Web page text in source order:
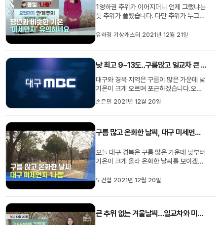
1영하권 추위가 이어지더니 언제 그랬냐는
듯 추위가 풀렸습니다. 다만 추위가 누그러
이어지고 국외에서 미세먼지가 유입되며,
도 종일 '나쁨' 수준 보이며 공기 질 탁하겠
고요.거기다 오전까지는 경북내륙을 중심
으로 안개도 짙게 끼겠습니...
유하경 기상캐스터 2021년 12월 21일
낮 최고 9~13도‥구름많고 일교차 큰 날씨
대구와 경북 지역은 구름이 많은 가운데 낮
기온이 크게 오르며 포근하겠습니다.오늘
낮 최고 기온은 대구 12도, 안동 10도 등 9
도에서 13도의 분포로 어제보다 4~8도가
량 높겠습니다.미세먼지와 초미세먼지 농
이겠습니다.내일은 구름이 많다 오후부터
손은민 2021년 12월 20일
구름 많고 온화한 날씨, 대구 미세먼지 '나쁨'
오늘 대구 경북은 구름 많은 가운데 낮부터
기온이 크게 올라 온화한 날씨를 보이겠습
영하 3.5, 안동 영하 4.6, 포항 1.2도를 기
도에서 13도로 어제보다 4도에서 8도 높
'보통' 수준을 보이겠...
도건협 2021년 12월 20일
큰 추위 없는 겨울날씨…일교차와 미세먼지 주의